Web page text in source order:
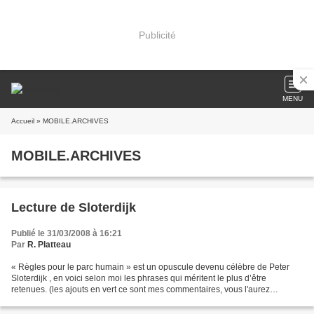
Publicité
MENU
Accueil » MOBILE.ARCHIVES
MOBILE.ARCHIVES
Lecture de Sloterdijk
Publié le 31/03/2008 à 16:21
Par R. Platteau
« Règles pour le parc humain » est un opuscule devenu célèbre de Peter
Sloterdijk , en voici selon moi les phrases qui méritent le plus d’être
retenues. (les ajouts en vert ce sont mes commentaires, vous l'aurez